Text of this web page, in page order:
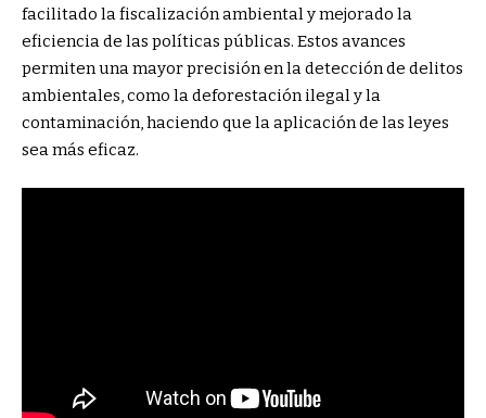
facilitado la fiscalización ambiental y mejorado la
eficiencia de las políticas públicas. Estos avances
permiten una mayor precisión en la detección de delitos
ambientales, como la deforestación ilegal y la
contaminación, haciendo que la aplicación de las leyes
sea más eficaz.